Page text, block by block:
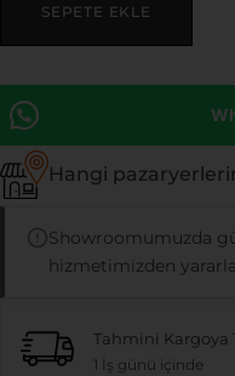
SEPETE EKLE
Hangi
Showroomumuzda
hizmetimizden
Tahmini Kargoya
1 İş günü içinde